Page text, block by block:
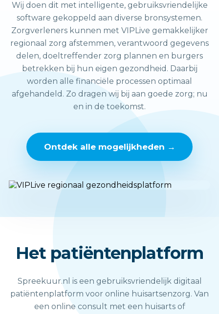
Wij doen dit met intelligente, gebruiksvriendelijke
software gekoppeld aan diverse bronsystemen.
Zorgverleners kunnen met VIPLive gemakkelijker
regionaal zorg afstemmen, verantwoord gegevens
delen, doeltreffender zorg plannen en burgers
betrekken bij hun eigen gezondheid. Daarbij
worden alle financiële processen optimaal
afgehandeld. Zo dragen wij bij aan goede zorg; nu
en in de toekomst.
Ontdek alle mogelijkheden →
Het patiëntenplatform
Spreekuur.nl is een gebruiksvriendelijk digitaal
patiëntenplatform voor online huisartsenzorg. Van
een online consult met een huisarts of